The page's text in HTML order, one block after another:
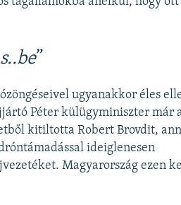
”
ugyanakkor éles
Péter külügyminiszter már
kitiltotta Robert Brovdit,
ideiglenesen
Magyarország ezen